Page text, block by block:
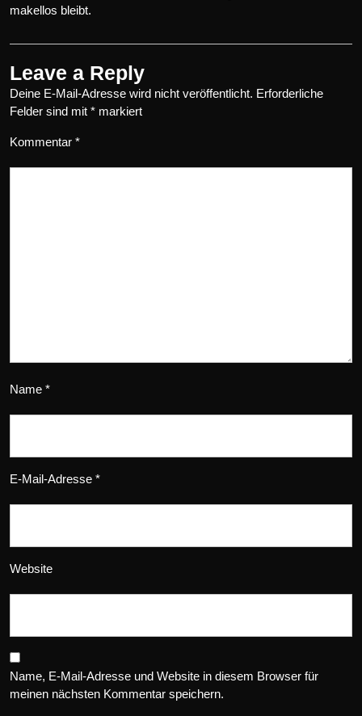
makellos bleibt.
Leave a Reply
Deine E-Mail-Adresse wird nicht veröffentlicht. Erforderliche
Felder sind mit * markiert
Kommentar *
Name *
E-Mail-Adresse *
Website
Name, E-Mail-Adresse und Website in diesem Browser für
meinen nächsten Kommentar speichern.